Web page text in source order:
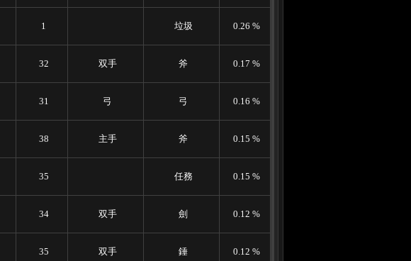
1 垃圾 0.26 %
32 双手 斧 0.17 %
31 弓 弓 0.16 %
38 主手 斧 0.15 %
35 任務 0.15 %
34 双手 劍 0.12 %
35 双手 錘 0.12 %